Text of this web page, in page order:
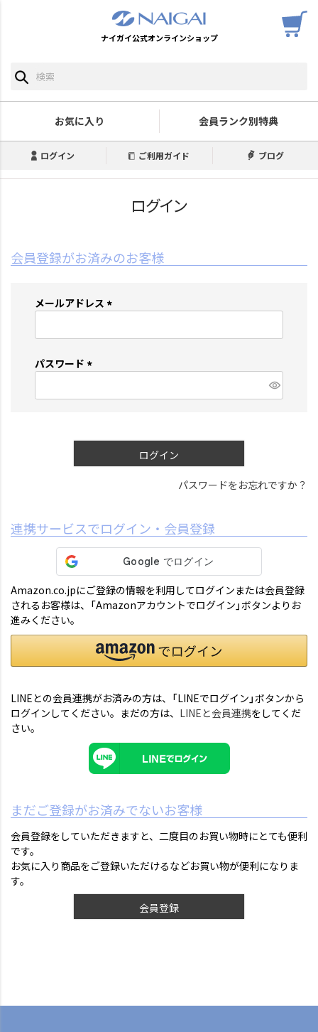
ナイガイ公式オンラインショップ
お気に入り 会員ランク別特典
ログイン ご利用ガイド ブログ
ログイン
会員登録がお済みのお客様
メールアドレス
必
パスワード
必
ログイン
パスワードをお忘れですか？
連携サービスでログイン・会員登録
Amazon.co.jpにご登録の情報を利用してログインまたは会員登録
されるお客様は、「Amazonアカウントでログイン」ボタンよりお
進みください。
LINEとの会員連携がお済みの方は、「LINEでログイン」ボタンから
ログインしてください。まだの方は、 LINEと会員連携をしてくだ
さい。
まだご登録がお済みでないお客様
会員登録をしていただきますと、二度目のお買い物時にとても便利
です。
お気に入り商品をご登録いただけるなどお買い物が便利になりま
す。
会員登録